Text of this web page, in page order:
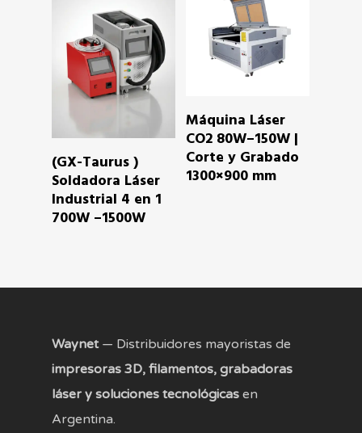
READ MORE
(GX-Taurus )
Soldadora Láser
Industrial 4 en 1
700W –1500W
READ MORE
Máquina Láser
CO2 80W–150W |
Corte y Grabado
1300×900 mm
Waynet— Distribuidores mayoristas de
impresoras 3D, filamentos, grabadoras
láser y soluciones tecnológicas en
Argentina.